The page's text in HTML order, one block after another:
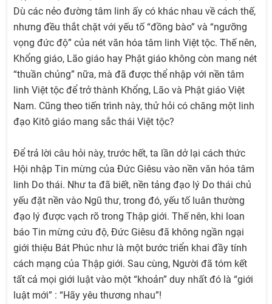
Dù các nẻo đường tâm linh ấy có khác nhau về cách thế,
nhưng đều thắt chặt với yếu tố “đồng bào” và “ngưỡng
vọng đức độ” của nét văn hóa tâm linh Việt tộc. Thế nên,
Khổng giáo, Lão giáo hay Phật giáo không còn mang nét
“thuần chủng” nữa, mà đã được thể nhập với nền tâm
linh Việt tộc để trở thành Khổng, Lão và Phật giáo Việt
Nam. Cũng theo tiến trình này, thử hỏi có chăng một linh
đạo Kitô giáo mang sắc thái Việt tộc?
Để trả lời câu hỏi này, trước hết, ta lần dở lại cách thức
Hội nhập Tin mừng của Đức Giêsu vào nền văn hóa tâm
linh Do thái. Như ta đã biết, nền tảng đạo lý Do thái chủ
yếu đặt nền vào Ngũ thư, trong đó, yếu tố luân thường
đạo lý được vạch rõ trong Thập giới. Thế nên, khi loan
báo Tin mừng cứu độ, Đức Giêsu đã không ngần ngại
giới thiệu Bát Phúc như là một bước triển khai đầy tính
cách mạng của Thập giới. Sau cùng, Người đã tóm kết
tất cả mọi giới luật vào một “khoản” duy nhất đó là “giới
luật mới” : “Hãy yêu thương nhau”!